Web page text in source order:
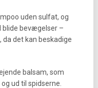
uden sulfat, og
blide bevægelser –
da det kan beskadige
balsam, som
ud til spidserne.